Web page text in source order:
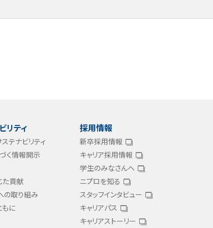
リティ
テナビリティ
く情報開示
た貢献
の取り組み
もに
採用情報
新卒採用情報
キャリア採用情報
学生のみなさんへ
ニプロを知る
スタッフインタビュー
キャリアパス
キャリアストーリー